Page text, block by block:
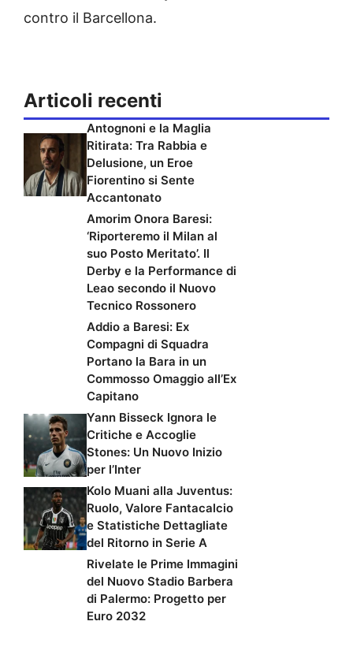
contro il Barcellona.
Articoli recenti
Antognoni e la Maglia
Ritirata: Tra Rabbia e
Delusione, un Eroe
Fiorentino si Sente
Accantonato
Amorim Onora Baresi:
‘Riporteremo il Milan al
suo Posto Meritato’. Il
Derby e la Performance di
Leao secondo il Nuovo
Tecnico Rossonero
Addio a Baresi: Ex
Compagni di Squadra
Portano la Bara in un
Commosso Omaggio all’Ex
Capitano
Yann Bisseck Ignora le
Critiche e Accoglie
Stones: Un Nuovo Inizio
per l’Inter
Kolo Muani alla Juventus:
Ruolo, Valore Fantacalcio
e Statistiche Dettagliate
del Ritorno in Serie A
Rivelate le Prime Immagini
del Nuovo Stadio Barbera
di Palermo: Progetto per
Euro 2032